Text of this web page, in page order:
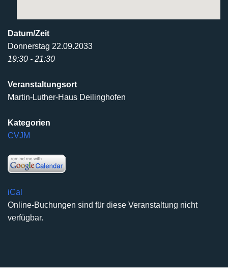
Datum/Zeit
Donnerstag 22.09.2033
19:30 - 21:30
Veranstaltungsort
Martin-Luther-Haus Deilinghofen
Kategorien
CVJM
iCal
Online-Buchungen sind für diese Veranstaltung nicht
verfügbar.